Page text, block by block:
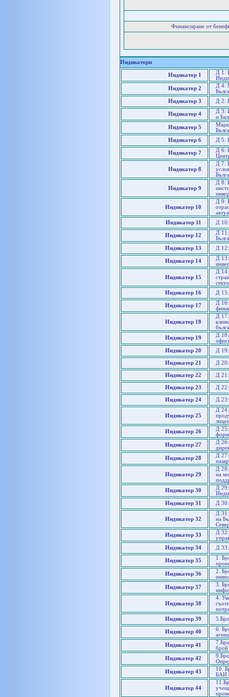
Финансиране от
Индикатори
Индикатор 1
Д 1:
Индикатор 2
Д 4:
Индикатор 3
Д 2:
Индикатор 4
Д 3:
и
Индикатор 5
Индикатор 6
Д 5:
Индикатор 7
Д 6:
Индикатор 8
Д 7:
Индикатор 9
Д 8:
Индикатор 10
Д 9:
Индикатор 11
Д 10:
Индикатор 12
Д 11:
Индикатор 13
Д 12:
Индикатор 14
Д
Индикатор 15
Д 14:
Индикатор 16
Д 15:
Индикатор 17
Д 16:
Индикатор 18
Д 17:
Индикатор 19
Д 18:
Индикатор 20
Д 19:
Индикатор 21 Д 20:
Индикатор 22 Д 21:
Индикатор 23 Д 22:
Индикатор 24 Д
Индикатор 25
Д 24:
Индикатор 26
Д 25:
Индикатор 27
Д 26:
Индикатор 28
Д 27:
Индикатор 29
Д 28:
на
Индикатор 30
Д 29:
Индикатор 31
Д 30:
Индикатор 32
Д 31:
на
Индикатор 33
Д 32:
Индикатор 34
Д 33:
Индикатор 35
1.
Индикатор 36
2.
Индикатор 37
3.
Индикатор 38
4.
Индикатор 39
Индикатор 40
6.
Индикатор 41
брой
Индикатор 42
Индикатор 43
10.
БАИ
Индикатор 44